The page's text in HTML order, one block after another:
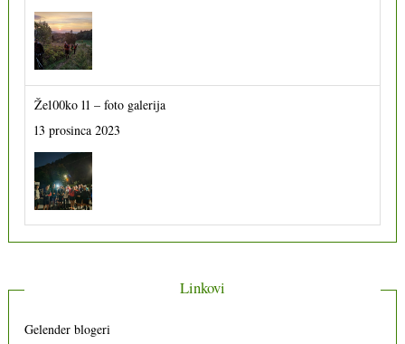
Že100ko 11 – foto galerija
13 prosinca 2023
Linkovi
Gelender blogeri